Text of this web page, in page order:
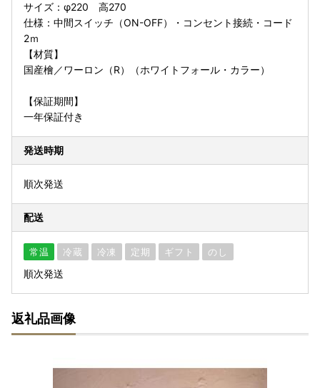
サイズ：φ220 高270
仕様：中間スイッチ（ON-OFF）・コンセント接続・コード
2ｍ
【材質】
国産檜／ワーロン（R）（ホワイトフォール・カラー）
【保証期間】
一年保証付き
発送時期
順次発送
配送
常温 冷蔵 冷凍 定期 ギフト のし
順次発送
返礼品画像